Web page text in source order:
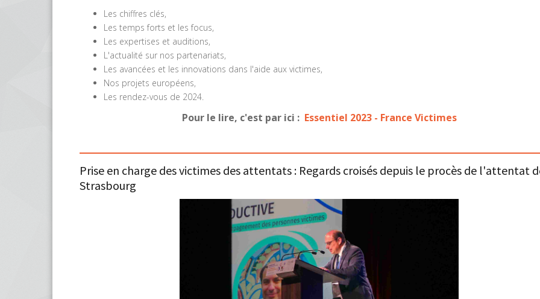
Les chiffres clés,
Les temps forts et les focus,
Les expertises et auditions,
L'actualité sur nos partenariats,
Les avancées et les innovations dans l'aide aux victimes,
Nos projets européens,
Les rendez-vous de 2024.
Pour le lire, c'est par ici : Essentiel 2023 - France Victimes
Prise en charge des victimes des attentats : Regards croisés depuis le procès de l'attentat
Strasbourg